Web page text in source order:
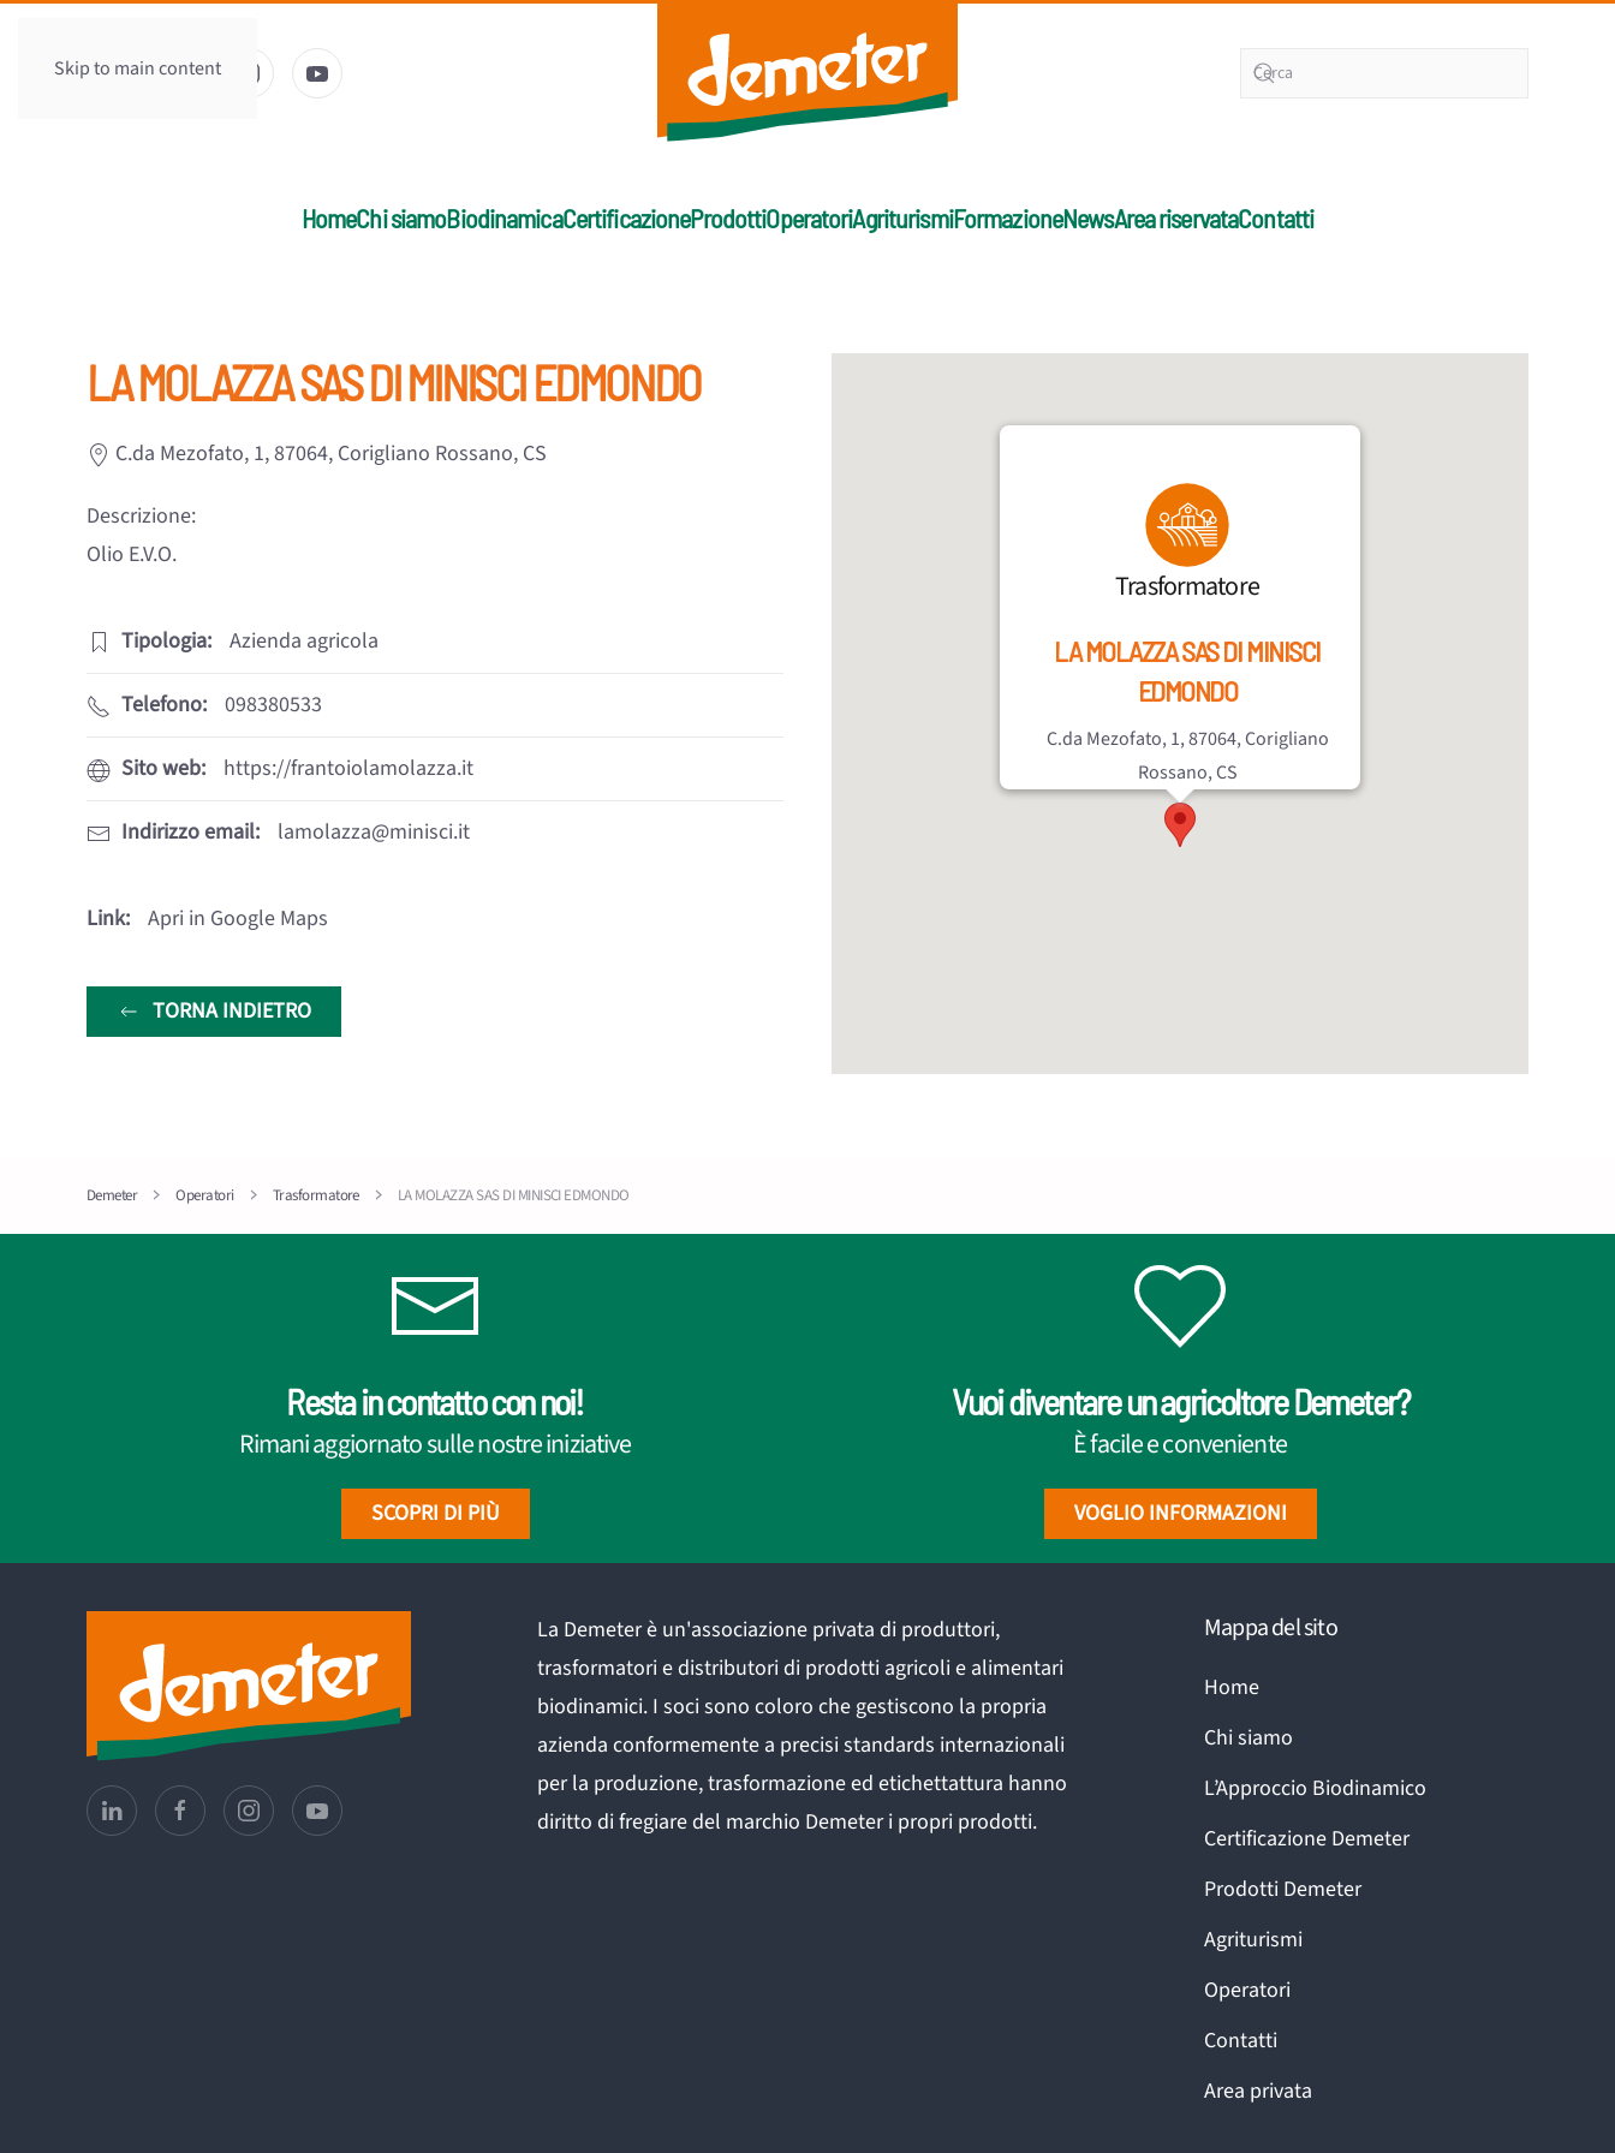
Skip to main content
HomeChi siamoBiodinamicaCertificazioneProdottiOperatoriAgriturismiFormazioneNewsArea riservataContatti
LA MOLAZZA SAS DI MINISCI EDMONDO
C.da Mezofato, 1, 87064, Corigliano Rossano, CS
Descrizione:
Olio E.v.o.
Tipologia: Azienda agricola
Telefono: 098380533
Sito web: https://frantoiolamolazza.it
Indirizzo email: lamolazza@minisci.it
Link: Apri in Google Maps
TORNA INDIETRO
Trasformatore
LA MOLAZZA SAS DI MINISCI
EDMONDO
C.da Mezofato, 1, 87064, Corigliano
Rossano, CS
Demeter Operatori Trasformatore LA MOLAZZA SAS DI MINISCI EDMONDO
Resta in contatto con noi!
Rimani aggiornato sulle nostre iniziative
SCOPRI DI PIÙ
Vuoi diventare un agricoltore Demeter?
È facile e conveniente
VOGLIO INFORMAZIONI
La Demeter è un'associazione privata di produttori,
trasformatori e distributori di prodotti agricoli e alimentari
biodinamici. I soci sono coloro che gestiscono la propria
azienda conformemente a precisi standards internazionali
per la produzione, trasformazione ed etichettattura hanno
diritto di fregiare del marchio Demeter i propri prodotti.
Mappa del sito
Home
Chi siamo
L’Approccio Biodinamico
Certificazione Demeter
Prodotti Demeter
Agriturismi
Operatori
Contatti
Area privata